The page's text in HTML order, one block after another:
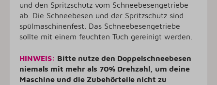
und den Spritzschutz vom Schneebesengetriebe
ab. Die Schneebesen und der Spritzschutz sind
spülmaschinenfest. Das Schneebesengetriebe
sollte mit einem feuchten Tuch gereinigt werden.
HINWEIS: Bitte nutze den Doppelschneebesen
niemals mit mehr als 70% Drehzahl, um deine
Maschine und die Zubehörteile nicht zu